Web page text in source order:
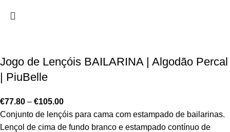
Jogo de Lençóis BAILARINA | Algodão Percal
| PiuBelle
€77.80 – €105.00
Conjunto de lençóis para cama com estampado de bailarinas.
Lençol de cima de fundo branco e estampado contínuo de